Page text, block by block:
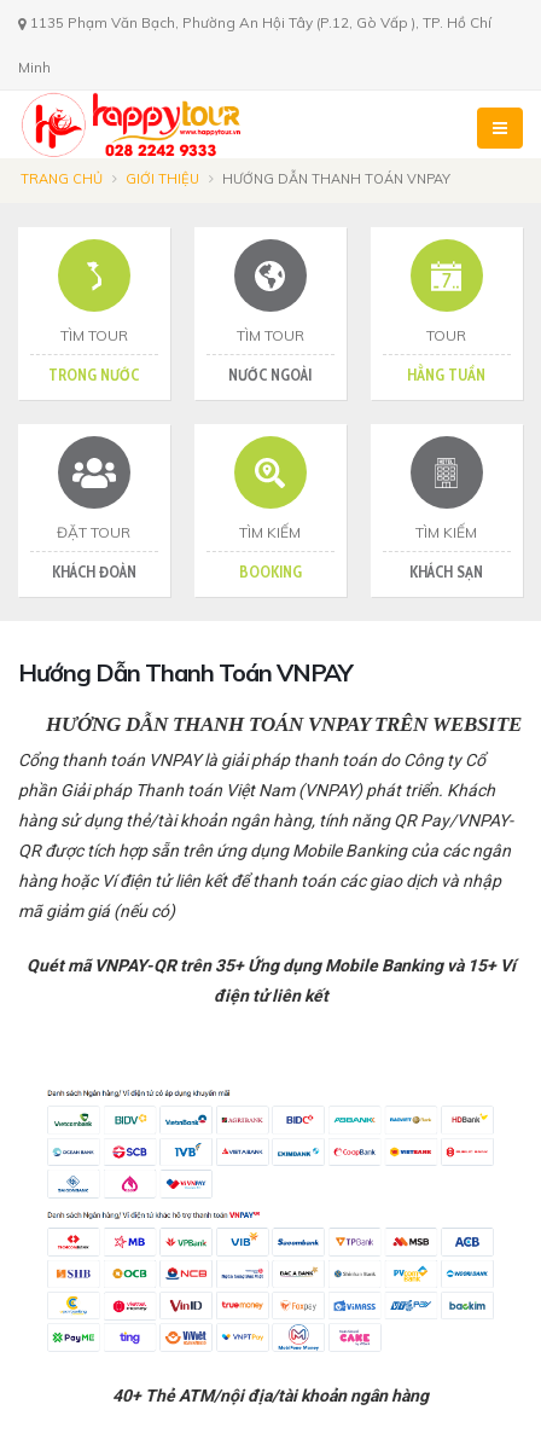
1135 Phạm Văn Bạch, Phường An Hội Tây (P.12, Gò Vấp ), TP. Hồ Chí
Minh
TRANG CHỦ GIỚI THIỆU HƯỚNG DẪN THANH TOÁN VNPAY
TÌM TOUR
TRONG NƯỚC
TÌM TOUR
NƯỚC NGOÀI
TOUR
HẰNG TUẦN
ĐẶT TOUR
KHÁCH ĐOÀN
TÌM KIẾM
BOOKING
TÌM KIẾM
KHÁCH SẠN
Hướng Dẫn Thanh Toán VNPAY
HƯỚNG DẪN THANH TOÁN VNPAY TRÊN WEBSITE
Cổng thanh toán VNPAY là giải pháp thanh toán do Công ty Cổ
phần Giải pháp Thanh toán Việt Nam (VNPAY) phát triển. Khách
hàng sử dụng thẻ/tài khoản ngân hàng, tính năng QR Pay/VNPAY-
QR được tích hợp sẵn trên ứng dụng Mobile Banking của các ngân
hàng hoặc Ví điện tử liên kết để thanh toán các giao dịch và nhập
mã giảm giá (nếu có)
Quét mã VNPAY-QR trên 35+ Ứng dụng Mobile Banking và 15+ Ví
điện tử liên kết
40+ Thẻ ATM/nội địa/tài khoản ngân hàng